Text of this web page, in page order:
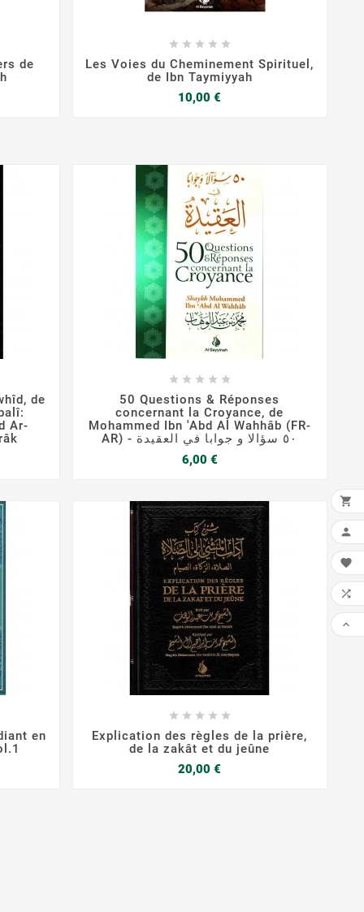
de
    
Les Voies du Cheminement Spirituel,
de Ibn Taymiyyah
10,00 €
de
Ar-
    
50 Questions & Réponses
concernant la Croyance, de
Mohammed Ibn 'Abd Al Wahhâb (FR-
AR) - ٥٠ سؤالا و جوابا في العقيدة
6,00 €Prix
en
 
    
Explication des règles de la prière,
de la zakât et du jeûne
20,00 €




